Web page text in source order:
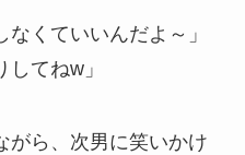
なくていいんだよ～」
てねw」
がら、次男に笑いかけ